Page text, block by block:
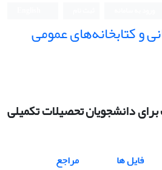
و کتابخانه‌های عمومی
برای دانشجویان تحصیلات تکمیلی
فایل ها
مراجع